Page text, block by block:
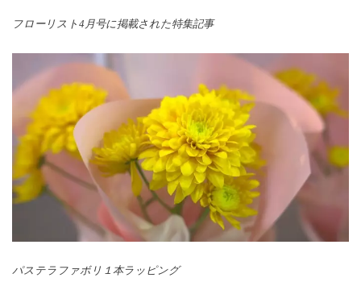
フローリスト4月号に掲載された特集記事
パステラファボリ１本ラッピング